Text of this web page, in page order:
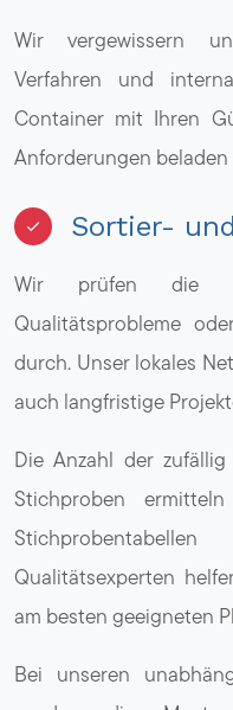
Wir vergewissern
Verfahren und
Container mit Ihren
Anforderungen beladen
Sortier-
Wir prüfen die
Qualitätsprobleme
durch. Unser lokales
auch langfristige
Die Anzahl der
Stichproben
Qualitätsexperten
am besten geeigneten
Bei unseren